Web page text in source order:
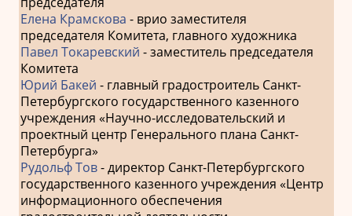
Елена Крамскова - врио заместителя
председателя Комитета, главного художника
Павел Токаревский - заместитель председателя
Комитета
Юрий Бакей - главный градостроитель Санкт-
Петербургского государственного казенного
учреждения «Научно-исследовательский и
проектный центр Генерального плана Санкт-
Петербурга»
Рудольф Тов- директор Санкт-Петербургского
государственного казенного учреждения «Центр
информационного обеспечения